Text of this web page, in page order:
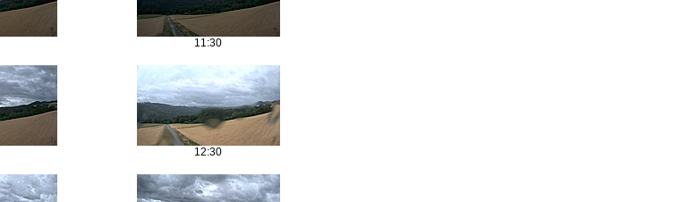
11:30
12:30